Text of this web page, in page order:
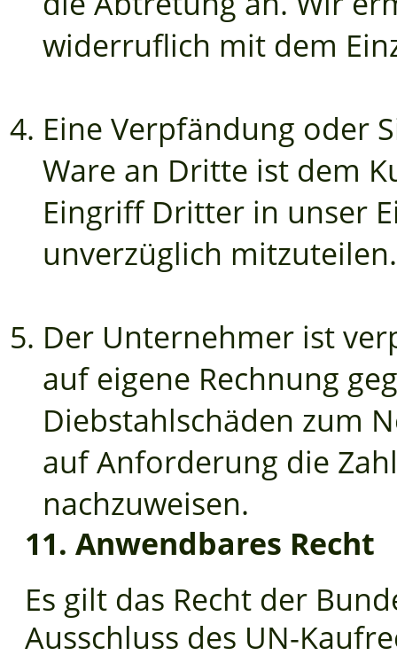
widerruflich mit dem
Eine Verpfändung oder
Ware an Dritte ist dem
Eingriff Dritter in unser
unverzüglich mitzuteilen.
Der Unternehmer ist
auf eigene Rechnung
Diebstahlschäden zum
auf Anforderung die
nachzuweisen.
11. Anwendbares Recht
Es gilt das Recht der
Ausschluss des UN-